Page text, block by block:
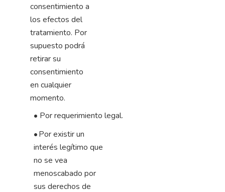
consentimiento a
los efectos del
tratamiento. Por
supuesto podrá
retirar su
consentimiento
en cualquier
momento.
• Por requerimiento legal.
•Por existir un
interés legítimo que
no se vea
menoscabado por
sus derechos de